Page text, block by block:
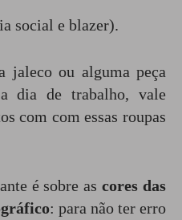
social e blazer).
jaleco ou alguma peça
dia de trabalho, vale
com com essas roupas
é sobre ascores das
: para não ter erro